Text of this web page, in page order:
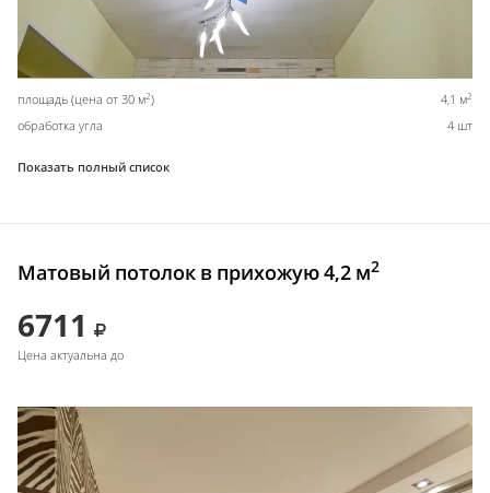
площадь (цена от 30 м2) 4,1 м2
обработка угла 4 шт
Показать полный список
Матовый потолок в прихожую 4,2 м2
6711
Цена актуальна до